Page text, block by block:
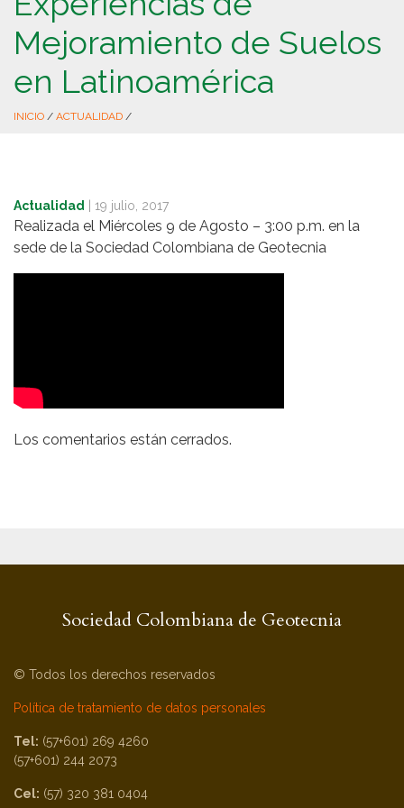
Mejoramiento de Suelos
en Latinoamérica
INICIO / ACTUALIDAD /
Actualidad 19 julio, 2017
Realizada el Miércoles 9 de Agosto – 3:00 p.m. en la
sede de la Sociedad Colombiana de Geotecnia
Los comentarios están cerrados.
Sociedad Colombiana de Geotecnia
© Todos los derechos reservados
Política de tratamiento de datos personales
Tel: (57+601) 269 4260
(57+601) 244 2073
Cel: (57) 320 381 0404